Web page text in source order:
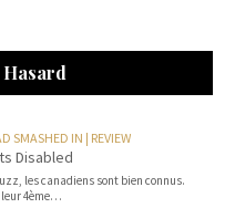
SMASHED IN | REVIEW
Disabled
les canadiens sont bien connus.
leur 4ème…